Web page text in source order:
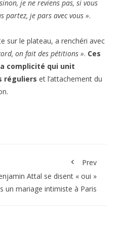
je ne reviens pas, si vous
partez, je pars avec vous ».
sur le plateau, a renchéri avec
on fait des pétitions ». Ces
complicité qui unit
réguliers et l’attachement du
Prev
Attal se disent « oui »
un mariage intimiste à Paris